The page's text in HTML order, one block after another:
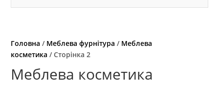
Головна / Меблева фурнітура / Меблева
косметика / Сторінка 2
Меблева косметика